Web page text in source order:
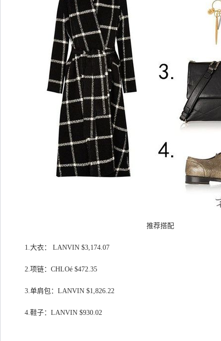
推荐搭配
1.大衣： LANVIN $3,174.07
2.项链：CHLOé $472.35
3.单肩包：LANVIN $1,826.22
4.鞋子：LANVIN $930.02